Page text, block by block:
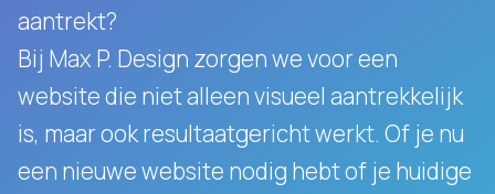
aantrekt?
Bij Max P. Design zorgen we voor een
website die niet alleen visueel aantrekkelijk
is, maar ook resultaatgericht werkt. Of je nu
een nieuwe website nodig hebt of je huidige